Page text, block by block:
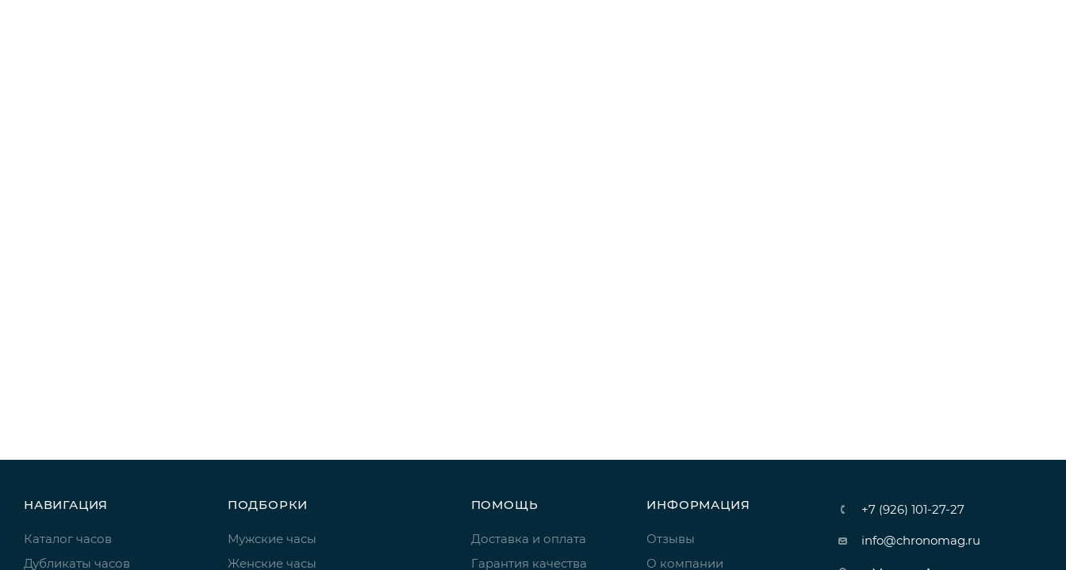
НАВИГАЦИЯ
Каталог часов
Дубликаты часов
ПОДБОРКИ
Мужские часы
Женские часы
ПОМОЩЬ
Доставка и оплата
Гарантия качества
ИНФОРМАЦИЯ
Отзывы
О компании
+7 (926) 101-27-27
info@chronomag.ru